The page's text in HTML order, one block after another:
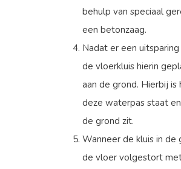
behulp van speciaal
een betonzaag.
Nadat er een
de vloerkluis hierin
aan de grond. Hierbij
deze waterpas staat
de grond zit.
Wanneer de kluis in
de vloer volgestort